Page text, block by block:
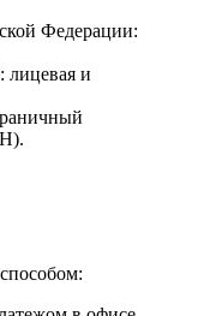
Федерации:
лицевая и